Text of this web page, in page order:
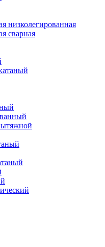
низколегированная
сварная